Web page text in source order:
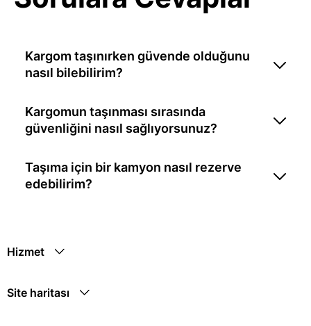
Kargom taşınırken güvende olduğunu
nasıl bilebilirim?
Kargomun taşınması sırasında
güvenliğini nasıl sağlıyorsunuz?
Taşıma için bir kamyon nasıl rezerve
edebilirim?
Hizmet
Site haritası